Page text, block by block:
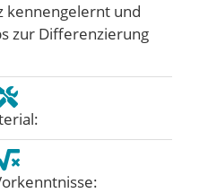
kennengelernt und
zur Differenzierung